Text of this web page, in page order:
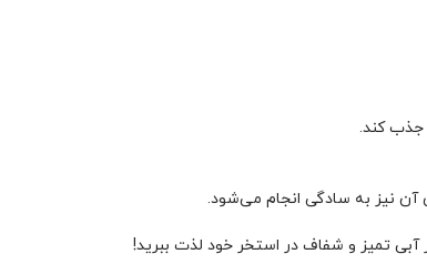
نیز به سادگی انجام می‌شود.